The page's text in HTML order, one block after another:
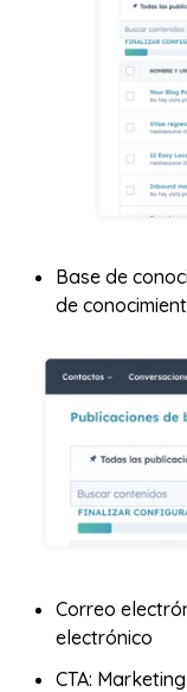
Base de
de
Correo
electrónico
CTA: